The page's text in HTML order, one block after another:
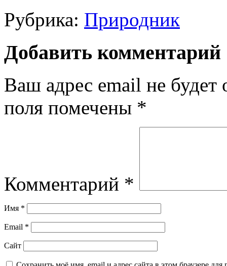
Рубрика: Природник
Добавить комментарий
Ваш адрес email не будет
поля помечены *
Комментарий *
Имя *
Email *
Сайт